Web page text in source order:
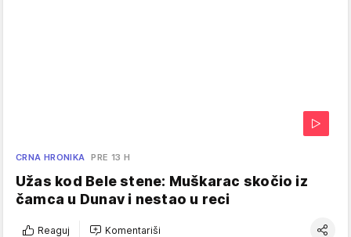
CRNA HRONIKA PRE 13 H
Užas kod Bele stene: Muškarac skočio iz
čamca u Dunav i nestao u reci
Reaguj Komentariši